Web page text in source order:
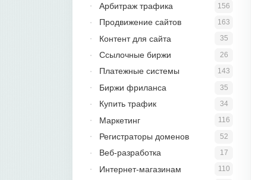
156
Арбитраж трафика
163
Продвижение сайтов
35
Контент для сайта
26
Ссылочные биржи
143
Платежные системы
35
Биржи фриланса
34
Купить трафик
116
Маркетинг
52
Регистраторы доменов
17
Веб-разработка
110
Интернет-магазинам